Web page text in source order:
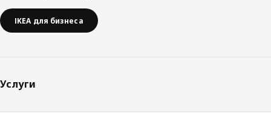
IKEA для бизнеса
Услуги